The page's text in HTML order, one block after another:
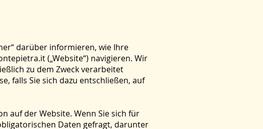
darüber informieren, wie Ihre
(„Website“) navigieren. Wir
zu dem Zweck verarbeitet
falls Sie sich dazu entschließen, auf
auf der Website. Wenn Sie sich für
Daten gefragt, darunter